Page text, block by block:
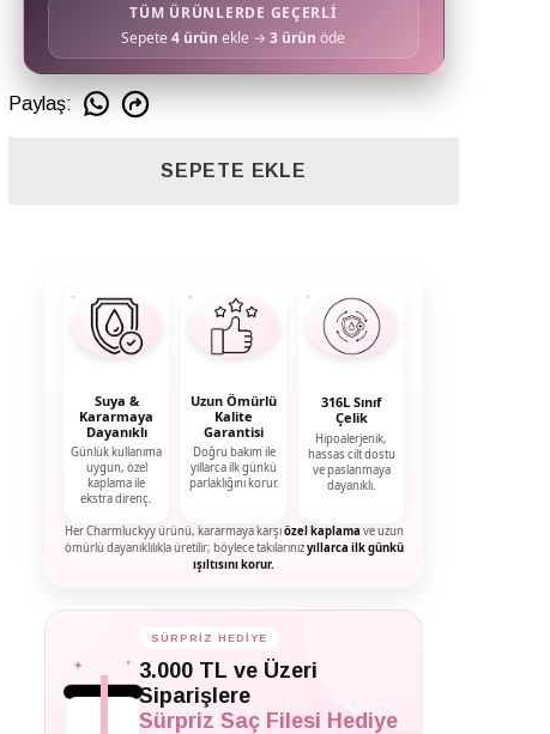
TÜM ÜRÜNLERDE GEÇERLİ
Sepete4 ürün ekle →3 ürün öde
Paylaş:
SEPETE EKLE
Suya &
Kararmaya
Dayanıklı
Günlük kullanıma
uygun, özel
kaplama ile
ekstra direnç.
Uzun Ömürlü
Kalite
Garantisi
Doğru bakım ile
yıllarca ilk günkü
parlaklığını korur.
316L Sınıf
Çelik
Hipoalerjenik,
hassas cilt dostu
ve paslanmaya
dayanıklı.
Her Charmluckyy ürünü, kararmaya karşıözel kaplama ve uzun
ömürlü dayanıklılıkla üretilir; böylece takılarınızyıllarca ilk günkü
ışıltısını korur.
✦ ✦
SÜRPRİZ HEDİYE
3.000 TL ve Üzeri
Siparişlere
Sürpriz Saç Filesi Hediye